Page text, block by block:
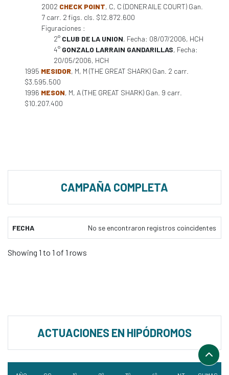
2002 CHECK POINT, C, C (DONERAILE COURT) Gan.
7 carr. 2 figs. cls. $12.872.600
Figuraciones :
2° CLUB DE LA UNION, Fecha: 08/07/2006, HCH
4° GONZALO LARRAIN GANDARILLAS, Fecha:
20/05/2006, HCH
1995 MESIDOR, M, M (THE GREAT SHARK) Gan. 2 carr.
$3.595.500
1996 MESON, M, A (THE GREAT SHARK) Gan. 9 carr.
$10.207.400
CAMPAÑA COMPLETA
FECHA No se encontraron registros coincidentes
Showing 1 to 1 of 1 rows
ACTUACIONES EN HIPÓDROMOS